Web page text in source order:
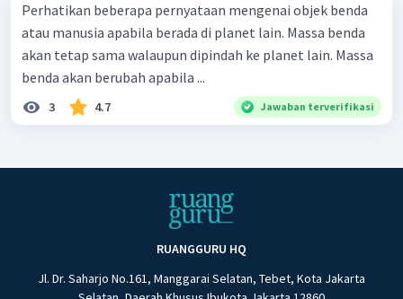
Perhatikan beberapa pernyataan mengenai objek benda
atau manusia apabila berada di planet lain. Massa benda
akan tetap sama walaupun dipindah ke planet lain. Massa
benda akan berubah apabila ...
3 4.7 Jawaban terverifikasi
RUANGGURU HQ
Jl. Dr. Saharjo No.161, Manggarai Selatan, Tebet, Kota Jakarta